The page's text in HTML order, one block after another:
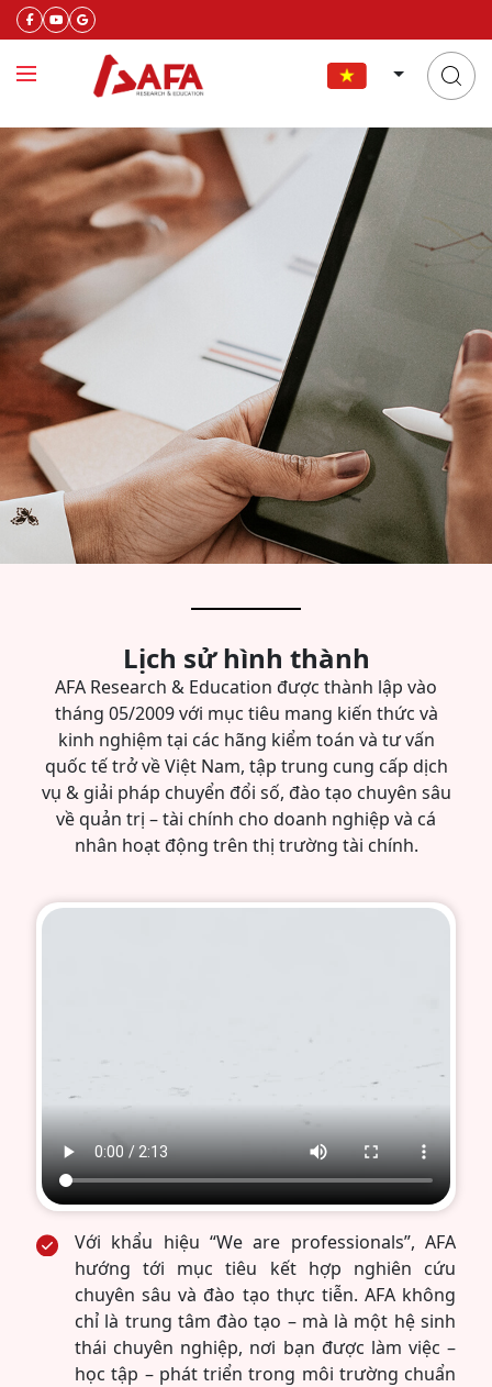
Lịch sử hình thành
AFA Research & Education được thành lập vào
tháng 05/2009 với mục tiêu mang kiến thức và
kinh nghiệm tại các hãng kiểm toán và tư vấn
quốc tế trở về Việt Nam, tập trung cung cấp dịch
vụ & giải pháp chuyển đổi số, đào tạo chuyên sâu
về quản trị – tài chính cho doanh nghiệp và cá
nhân hoạt động trên thị trường tài chính.
Với khẩu hiệu “We are professionals”, AFA
hướng tới mục tiêu kết hợp nghiên cứu
chuyên sâu và đào tạo thực tiễn. AFA không
chỉ là trung tâm đào tạo – mà là một hệ sinh
thái chuyên nghiệp, nơi bạn được làm việc –
học tập – phát triển trong môi trường chuẩn